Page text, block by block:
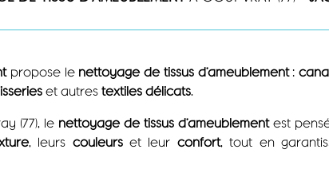
propose le nettoyage de tissus d’ameublement:
et autrestextiles délicats.
(77), le nettoyage de tissus d’ameublementest
, leurs couleurset leur confort, tout en